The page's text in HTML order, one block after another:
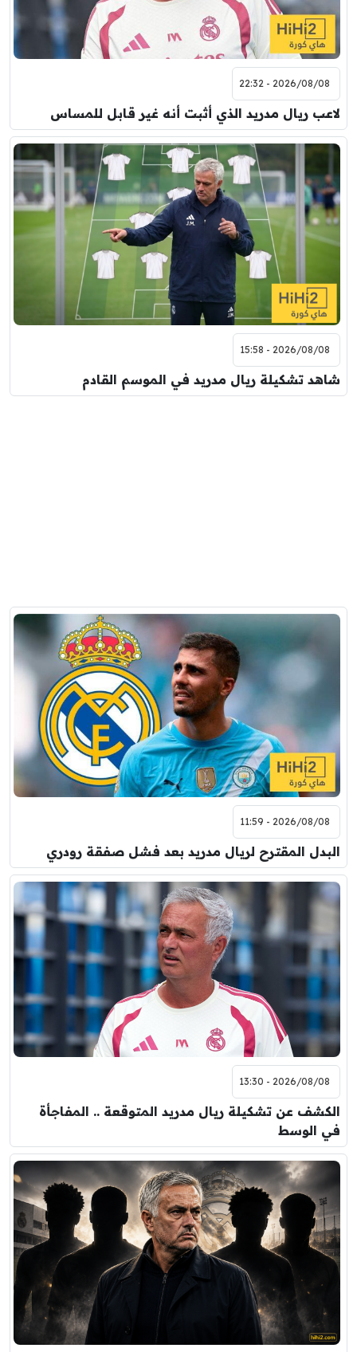
2026/08/08 - 22:32
لاعب ريال مدريد الذي أثبت أنه غير قابل للمساس
2026/08/08 - 15:58
شاهد تشكيلة ريال مدريد في الموسم القادم
2026/08/08 - 11:59
البدل المقترح لريال مدريد بعد فشل صفقة رودري
2026/08/08 - 13:30
الكشف عن تشكيلة ريال مدريد المتوقعة .. المفاجأة
في الوسط